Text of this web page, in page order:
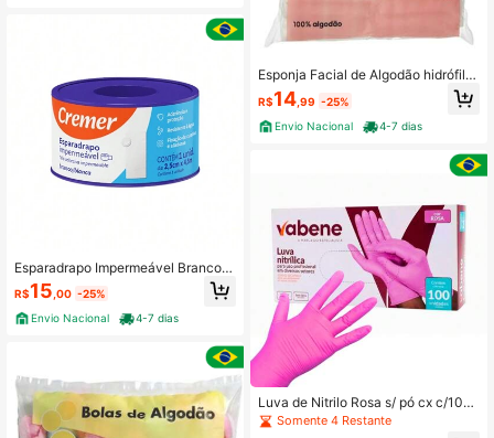
Esparadrapo Impermeável Branco
2,5cm x 4,5m - Cremer
R$15 ,00 -25%
Envio Nacional
4-7 dias
Esponja Facial de Algodão hidrófilo
quadrado 100g - Sussex
R$14 ,99 -25%
Envio Nacional
4-7 dias
Luva de Nitrilo Rosa s/ pó cx c/100
- Vabene
Somente 4 Restante